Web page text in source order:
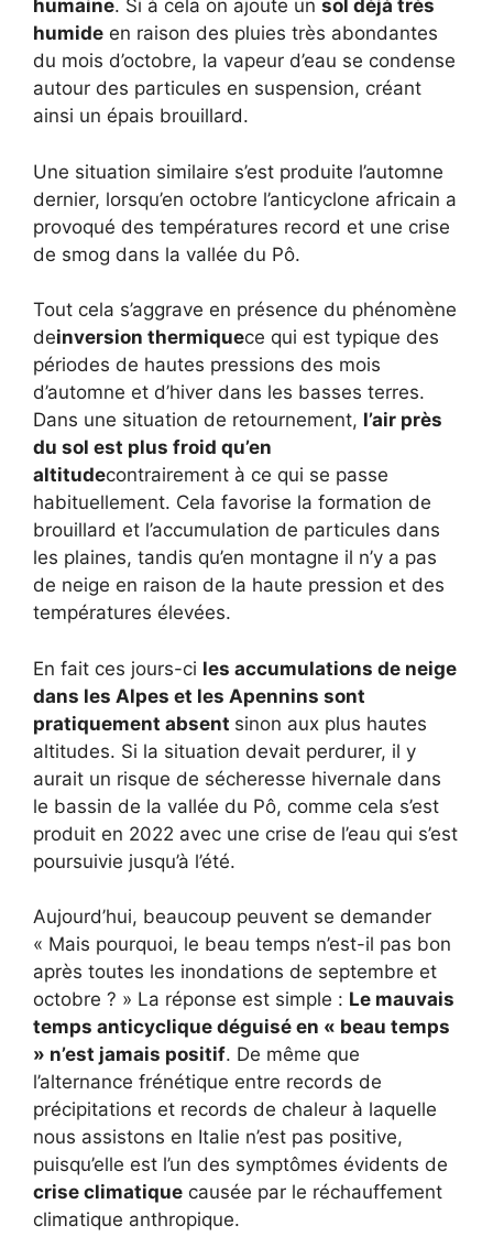
humaine. Si à cela on ajoute un sol déjà très
humide en raison des pluies très abondantes
du mois d’octobre, la vapeur d’eau se condense
autour des particules en suspension, créant
ainsi un épais brouillard.
Une situation similaire s’est produite l’automne
dernier, lorsqu’en octobre l’anticyclone africain a
provoqué des températures record et une crise
de smog dans la vallée du Pô.
Tout cela s’aggrave en présence du phénomène
deinversion thermiquece qui est typique des
périodes de hautes pressions des mois
d’automne et d’hiver dans les basses terres.
Dans une situation de retournement, l’air près
du sol est plus froid qu’en
altitudecontrairement à ce qui se passe
habituellement. Cela favorise la formation de
brouillard et l’accumulation de particules dans
les plaines, tandis qu’en montagne il n’y a pas
de neige en raison de la haute pression et des
températures élevées.
En fait ces jours-ci les accumulations de neige
dans les Alpes et les Apennins sont
pratiquement absent sinon aux plus hautes
altitudes. Si la situation devait perdurer, il y
aurait un risque de sécheresse hivernale dans
le bassin de la vallée du Pô, comme cela s’est
produit en 2022 avec une crise de l’eau qui s’est
poursuivie jusqu’à l’été.
Aujourd’hui, beaucoup peuvent se demander
« Mais pourquoi, le beau temps n’est-il pas bon
après toutes les inondations de septembre et
octobre ? » La réponse est simple : Le mauvais
temps anticyclique déguisé en « beau temps
» n’est jamais positif. De même que
l’alternance frénétique entre records de
précipitations et records de chaleur à laquelle
nous assistons en Italie n’est pas positive,
puisqu’elle est l’un des symptômes évidents de
crise climatique causée par le réchauffement
climatique anthropique.